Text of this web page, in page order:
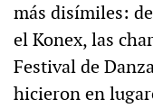
más disímiles:
el Konex, las
Festival de
hicieron en